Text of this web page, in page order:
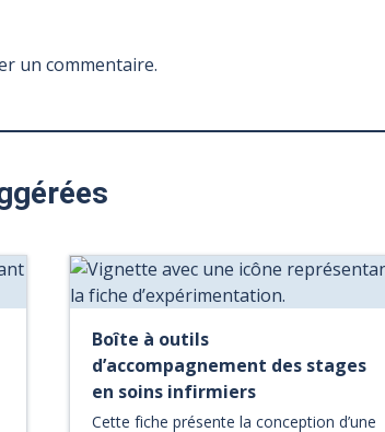
un commentaire.
Boîte à outils
d’accompagnement des stages
en soins infirmiers
Cette fiche présente la conception d’une